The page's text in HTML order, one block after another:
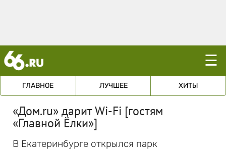
☰
ГЛАВНОЕ ЛУЧШЕЕ ХИТЫ
«Дом.ru» дарит Wi-Fi [гостям
«Главной Ёлки»]
В Екатеринбурге открылся парк